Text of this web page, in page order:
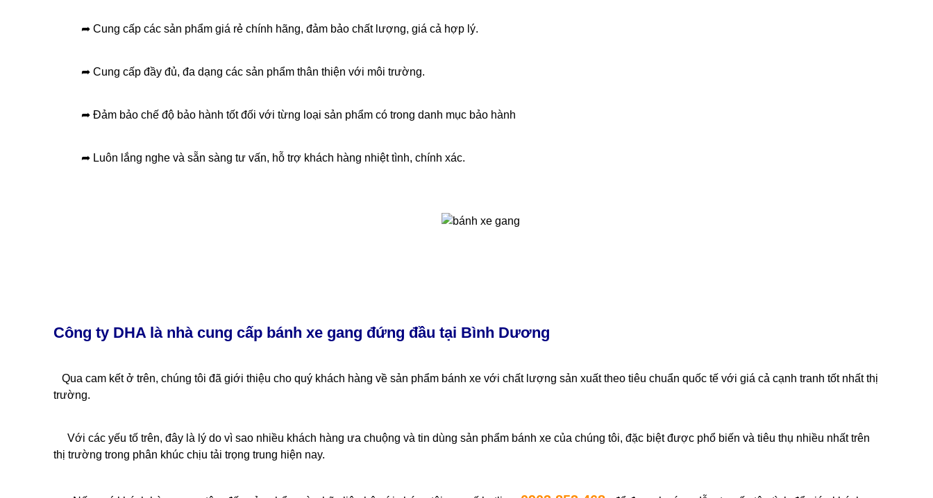
➦ Cung cấp các sản phẩm giá rẻ chính hãng, đảm bảo chất lượng, giá cả hợp lý.
➦ Cung cấp đầy đủ, đa dạng các sản phẩm thân thiện với môi trường.
➦ Đảm bảo chế độ bảo hành tốt đối với từng loại sản phẩm có trong danh mục bảo hành
➦ Luôn lắng nghe và sẵn sàng tư vấn, hỗ trợ khách hàng nhiệt tình, chính xác.
Công ty DHA là nhà cung cấp bánh xe gang đứng đầu tại Bình Dương
Qua cam kết ở trên, chúng tôi đã giới thiệu cho quý khách hàng về sản phẩm bánh xe với chất lượng sản xuất theo tiêu chuẩn quốc tế với giá cả cạnh tranh tốt nhất thị
trường.
Với các yếu tố trên, đây là lý do vì sao nhiều khách hàng ưa chuộng và tin dùng sản phẩm bánh xe của chúng tôi, đặc biệt được phổ biến và tiêu thụ nhiều nhất trên
thị trường trong phân khúc chịu tải trọng trung hiện nay.